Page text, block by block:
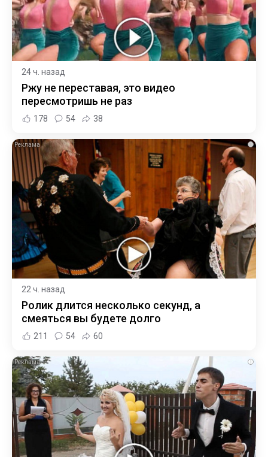
24 ч. назад
Ржу не переставая, это видео
пересмотришь не раз
178 54 38
i
22 ч. назад
Ролик длится несколько секунд, а
смеяться вы будете долго
211 54 60
i